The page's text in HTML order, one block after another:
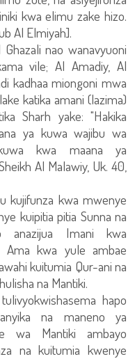
kwa elimu zake hizo.
Al Elmiyah].
nao wanavyuoni
vile; Al Amadiy, Al
kadhaa miongoni mwa
katika amani (lazima)
Sharh yake: "Hakika
ya kuwa wajibu wa
kwa maana ya
Al Malawiy, Uk. 40,
kujifunza kwa mwenye
kuipitia pitia Sunna na
anazijua Imani kwa
Ama kwa yule ambae
kuitumia Qur-ani na
na Mantiki.
hapo
na maneno ya
wa Mantiki ambayo
na kuitumia kwenye